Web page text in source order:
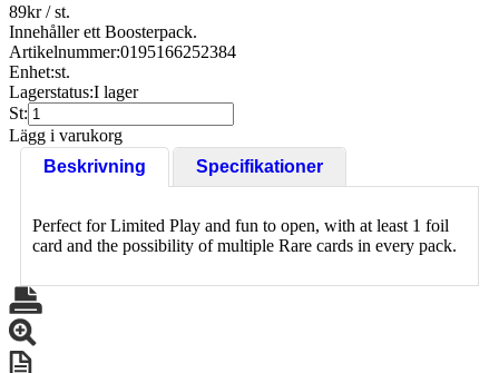
89kr/ st.
Innehåller ett Boosterpack.
Artikelnummer:0195166252384
Enhet:st.
Lagerstatus:I lager
St:
Lägg i varukorg
Beskrivning
Specifikationer
Perfect for Limited Play and fun to open, with at least 1 foil
card and the possibility of multiple Rare cards in every pack.